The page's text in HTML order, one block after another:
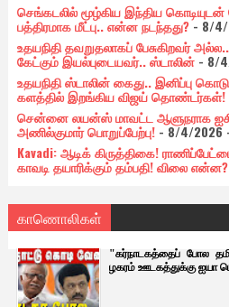
செங்கடலில் மூழ்கிய இந்திய
பத்திரமாக மீட்பு.. என்ன நடந்தது?- 8/4/
உதயநிதி தவறுதலாகப் பேசுகிறவர்
கேட்கும் இயல்புடையவர்.. ஸ்டாலின்- 8/
உதயநிதி ஸ்டாலின் கைது.. இனிப்பு
களத்தில் இறங்கிய விஜய் தொண்டர்கள்!
சென்னை லயன்ஸ் மாவட்ட ஆளுநராக
அணில்குமார் பொறுப்பேற்பு!- 8/4/2026
Kavadi: ஆடிக் கிருத்திகை!
காவடி தயாரிக்கும் தம்பதி! விலை என்ன?
காணொலிகள்
"கர்நாடகத்தைப் போல
ழகரம் ஊடகத்துக்கு ஐயா